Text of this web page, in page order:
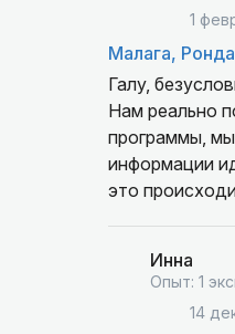
1
Малага,
Галу,
Нам реально
программы,
информации
это
Инна
Опыт: 1
14